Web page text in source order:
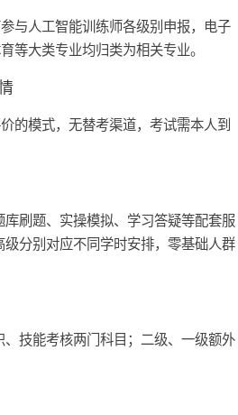
与人工智能训练师各级别申报，电子
等大类专业均归类为相关专业。
的模式，无替考渠道，考试需本人到
刷题、实操模拟、学习答疑等配套服
分别对应不同学时安排，零基础人群
技能考核两门科目；二级、一级额外